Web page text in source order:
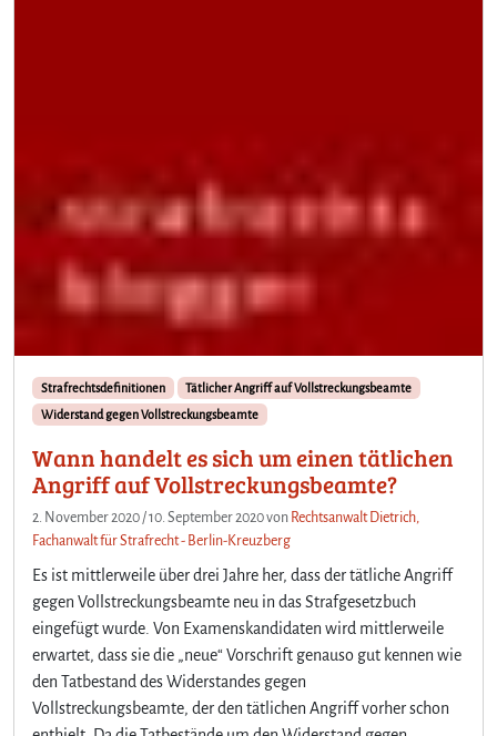
Strafrechtsdefinitionen
Tätlicher Angriff auf Vollstreckungsbeamte
Widerstand gegen Vollstreckungsbeamte
Wann handelt es sich um einen tätlichen
Angriff auf Vollstreckungsbeamte?
2. November 2020 /10. September 2020von Rechtsanwalt Dietrich,
Fachanwalt für Strafrecht - Berlin-Kreuzberg
Es ist mittlerweile über drei Jahre her, dass der tätliche Angriff
gegen Vollstreckungsbeamte neu in das Strafgesetzbuch
eingefügt wurde. Von Examenskandidaten wird mittlerweile
erwartet, dass sie die „neue“ Vorschrift genauso gut kennen wie
den Tatbestand des Widerstandes gegen
Vollstreckungsbeamte, der den tätlichen Angriff vorher schon